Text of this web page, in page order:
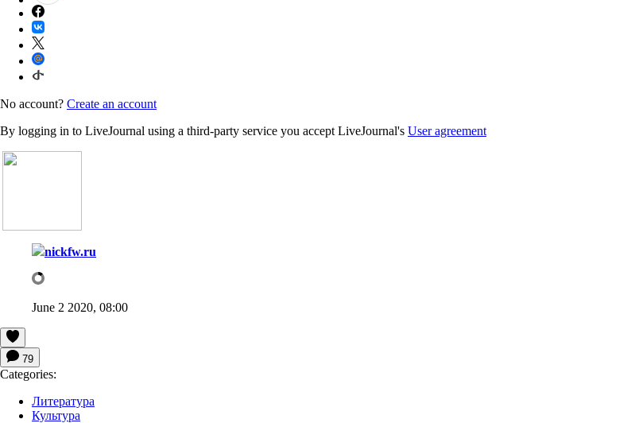
No account? Create an account
By logging in to LiveJournal using a third-party service you accept LiveJournal's User agreement
nickfw.ru
June 2 2020, 08:00
79
Categories:
Литература
Культура